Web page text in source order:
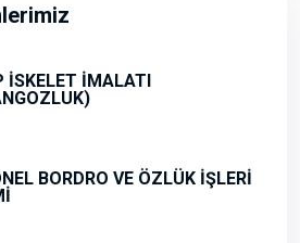
İSKELET İMALATI
BORDRO VE ÖZLÜK İŞLERİ